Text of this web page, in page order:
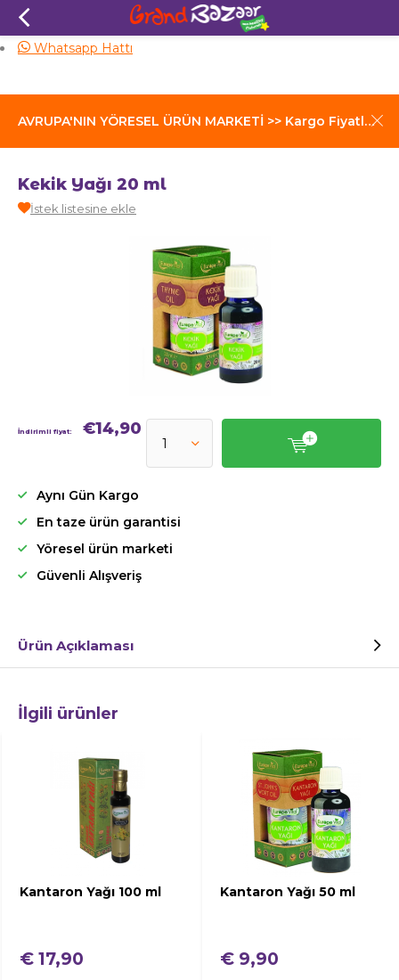
AVRUPA'NIN YÖRESEL ÜRÜN MARKETİ >> Kargo Fiyatları İçin Tıklayınız
Aynı Gün Kargo
Whatsapp Hattı
Kekik Yağı 20 ml
İstek listesine ekle
İndirimli fiyat: €14,90
Aynı Gün Kargo
En taze ürün garantisi
Yöresel ürün marketi
Güvenli Alışveriş
Ürün Açıklaması
İlgili ürünler
Kantaron Yağı 100 ml
€ 17,90
Kantaron Yağı 50 ml
€ 9,90